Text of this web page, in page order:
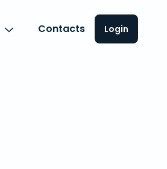
Contacts Login